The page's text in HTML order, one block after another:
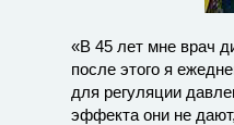
«В 45 лет мне врач
после этого я
для регуляции
эффекта они не